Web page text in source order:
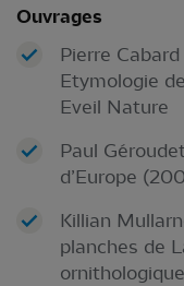
Ouvrages
Pierre
Etymologie
Eveil Nature
Paul
d’Europe
Killian
planches de